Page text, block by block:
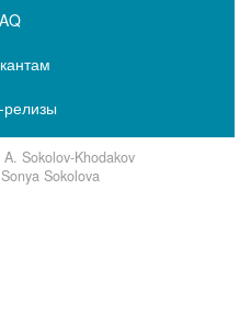
релизы
Sokolov-Khodakov
Sokolova